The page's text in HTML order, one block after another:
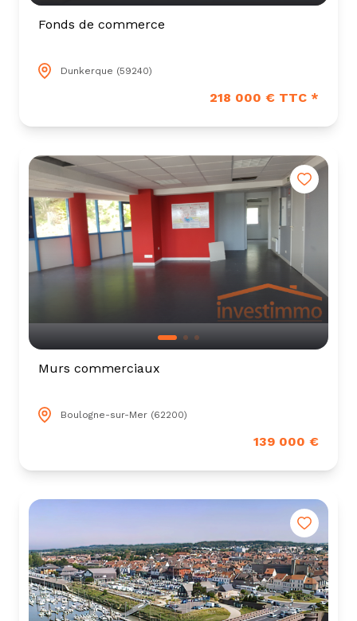
Fonds de commerce
Dunkerque (59240)
218 000 € TTC *
Murs commerciaux
Boulogne-sur-Mer (62200)
139 000 €